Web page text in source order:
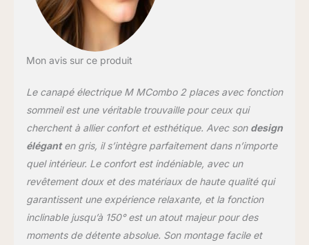
allongé pour une
extension complète des
sanguine Accessoires
multifonctionnels : 1
console, 2 porte-
gobelets et 4 poches
vous offrent plus de
commodité; la console
pratique offre un espace
de rangement et un
espace de rangement
pratique pour les
boissons ou les
Mon avis sur ce produit
Le canapé électrique M MCombo 2 places avec fonction
sommeil est une véritable trouvaille pour ceux qui
cherchent à allier confort et esthétique. Avec son design
éléganten gris, il s’intègre parfaitement dans n’importe
quel intérieur. Le confort est indéniable, avec un
revêtement doux et des matériaux de haute qualité qui
garantissent une expérience relaxante, et la fonction
inclinable jusqu’à 150° est un atout majeur pour des
moments de détente absolue. Son montage facile et